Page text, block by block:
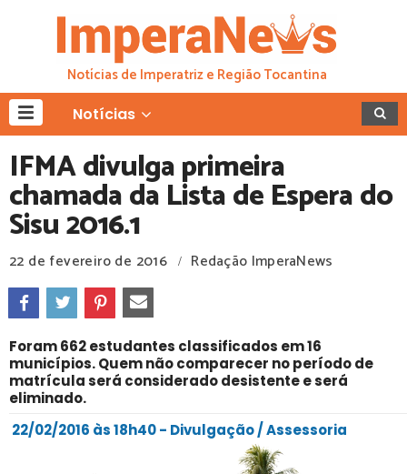
Notícias de Imperatriz e Região Tocantina
Notícias
IFMA divulga primeira
chamada da Lista de Espera do
Sisu 2016.1
22 de fevereiro de 2016 / Redação ImperaNews
Foram 662 estudantes classificados em 16
municípios. Quem não comparecer no período de
matrícula será considerado desistente e será
eliminado.
22/02/2016 às 18h40 - Divulgação / Assessoria